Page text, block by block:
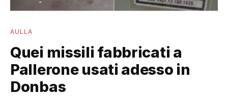
AULLA
Quei missili fabbricati a
Pallerone usati adesso in
Donbas